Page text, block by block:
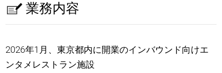
業務内容
2026年1月、東京都内に開業のインバウンド向けエ
ンタメレストラン施設